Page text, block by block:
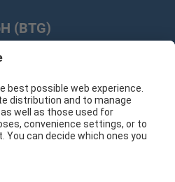
(BTG)
7 | 80333 München